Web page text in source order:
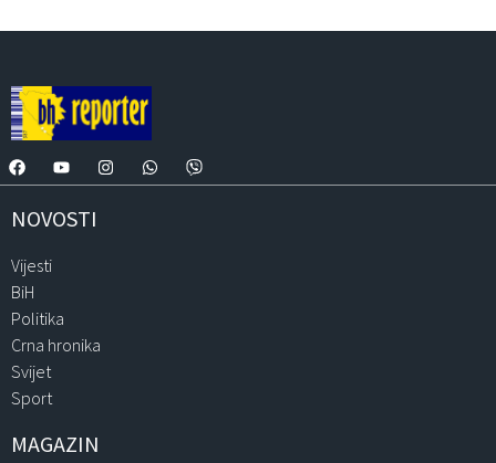
NOVOSTI
Vijesti
BiH
Politika
Crna hronika
Svijet
Sport
MAGAZIN